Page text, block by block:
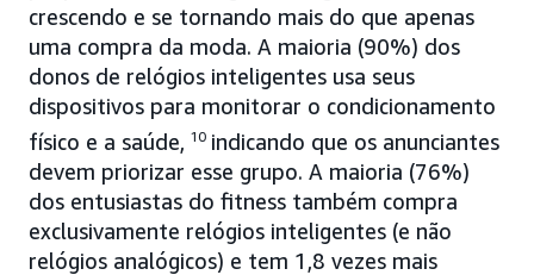
crescendo e se tornando mais do que apenas
uma compra da moda. A maioria (90%) dos
donos de relógios inteligentes usa seus
dispositivos para monitorar o condicionamento
físico e a saúde, 10indicando que os anunciantes
devem priorizar esse grupo. A maioria (76%)
dos entusiastas do fitness também compra
exclusivamente relógios inteligentes (e não
relógios analógicos) e tem 1,8 vezes mais